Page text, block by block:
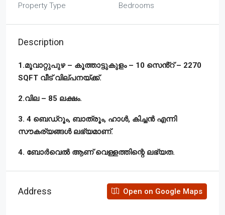
Property Type
Bedrooms
Description
1.മൂവാറ്റുപുഴ – കൂത്താട്ടുകുളം – 10 സെൻ്റ് – 2270
SQFT വീട് വില്പനയ്ക്ക്.
2.വില – 85 ലക്ഷം.
3. 4 ബെഡ്‌റൂം, ബാത്രൂം, ഹാൾ, കിച്ചൻ എന്നി
സൗകര്യങ്ങൾ ലഭ്യമാണ്.
4. ബോർവെൽ ആണ് വെള്ളത്തിന്റെ ലഭ്യത.
Address Open on Google Maps